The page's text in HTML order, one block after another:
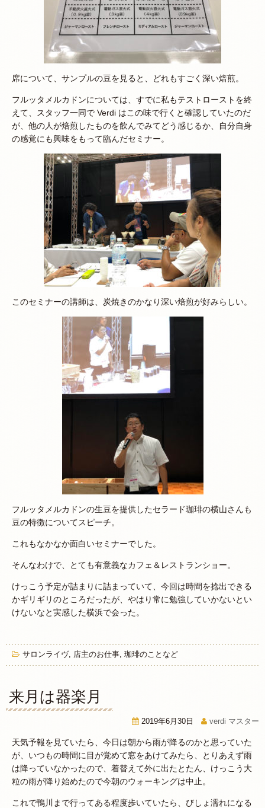
席について、サンプルの豆を見ると、どれもすごく深い焙煎。
フルッタメルカドンについては、すでに私もテストローストを終
えて、スタッフ一同で Verdi はこの味で行くと確認していたのだ
が、他の人が焙煎したものを飲んでみてどう感じるか、自分自身
の感覚にも興味をもって臨んだセミナー。
このセミナーの講師は、炭焼きのかなり深い焙煎が好みらしい。
フルッタメルカドンの生豆を提供したセラード珈琲の横山さんも
豆の特徴についてスピーチ。
これもなかなか面白いセミナーでした。
そんなわけで、とても有意義なカフェ＆レストランショー。
けっこう予定が詰まりに詰まっていて、今回は時間を捻出できる
かギリギリのところだったが、やはり常に勉強していかないとい
けないなと実感した横浜で会った。
サロンライヴ, 店主のお仕事, 珈琲のことなど
来月は器楽月
2019年6月30日 verdi マスター
天気予報を見ていたら、今日は朝から雨が降るのかと思っていた
が、いつもの時間に目が覚めて窓をあけてみたら、とりあえず雨
は降っていなかったので、着替えて外に出たとたん、けっこう大
粒の雨が降り始めたので今朝のウォーキングは中止。
これで鴨川まで行ってある程度歩いていたら、びしょ濡れになる